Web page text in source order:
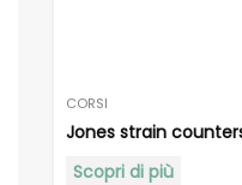
CORSI
Jones strain
Scopri di più